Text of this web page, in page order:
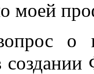
моей
о